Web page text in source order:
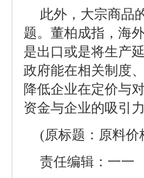
此外，大宗商品
题。董柏成指，海
是出口或是将生产
政府能在相关制度
降低企业在定价与
资金与企业的吸引力
(原标题：原料
责任编辑：一一